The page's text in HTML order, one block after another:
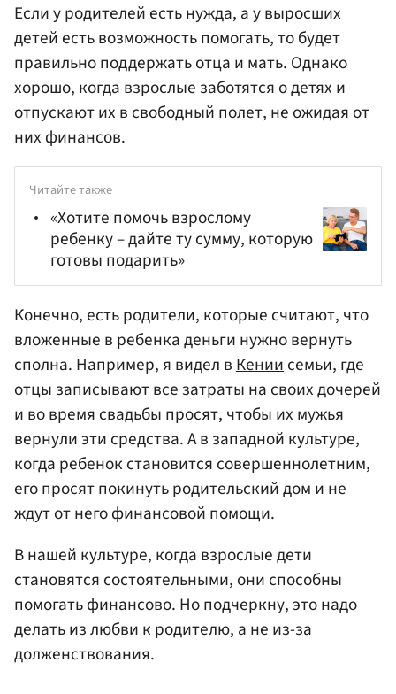
Если у родителей есть нужда, а у выросших
детей есть возможность помогать, то будет
правильно поддержать отца и мать. Однако
хорошо, когда взрослые заботятся о детях и
отпускают их в свободный полет, не ожидая от
них финансов.
Читайте также
«Хотите помочь взрослому
ребенку – дайте ту сумму, которую
готовы подарить»
Конечно, есть родители, которые считают, что
вложенные в ребенка деньги нужно вернуть
сполна. Например, я видел вКениисемьи, где
отцы записывают все затраты на своих дочерей
и во время свадьбы просят, чтобы их мужья
вернули эти средства. А в западной культуре,
когда ребенок становится совершеннолетним,
его просят покинуть родительский дом и не
ждут от него финансовой помощи.
В нашей культуре, когда взрослые дети
становятся состоятельными, они способны
помогать финансово. Но подчеркну, это надо
делать из любви к родителю, а не из-за
долженствования.